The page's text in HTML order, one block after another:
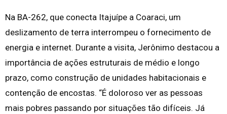
Na BA-262, que conecta Itajuípe a Coaraci, um
deslizamento de terra interrompeu o fornecimento de
energia e internet. Durante a visita, Jerônimo destacou a
importância de ações estruturais de médio e longo
prazo, como construção de unidades habitacionais e
contenção de encostas. “É doloroso ver as pessoas
mais pobres passando por situações tão difíceis. Já